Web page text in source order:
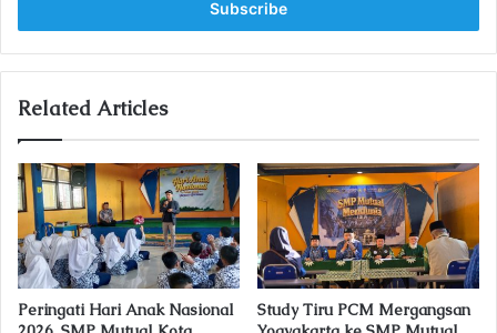
r
y
u
E
m
a
l
a
d
d
Related Articles
Peringati Hari Anak Nasional
Study Tiru PCM Mergangsan